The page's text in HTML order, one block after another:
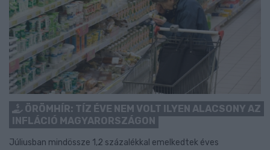
ÖRÖMHÍR: TÍZ ÉVE NEM VOLT ILYEN ALACSONY AZ
INFLÁCIÓ MAGYARORSZÁGON
Júliusban mindössze 1,2 százalékkal emelkedtek éves